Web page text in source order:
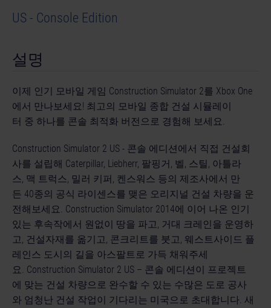
US - Console Edition
설명
이제 인기 모바일 게임 Construction Simulator 2를 Xbox One
에서 만나보세요! 최고의 모바일 종합 건설 시뮬레이
터 중 하나를 콘솔 최적화 버전으로 경험해 보세요.
Construction Simulator 2 US - 콘솔 에디션에서 직접 건설회
사를 설립해 Caterpillar, Liebherr, 팔핑거, 벨, 스틸, 아틀라
스, 맥 트럭스, 밀러 키퍼, 켄스워스 등의 제조사에서 만
든 40종의 공식 라이센스를 맺은 오리지널 건설 차량을 운
전해보세요. Construction Simulator 2014에 이어 나온 인기
있는 후속작에서 원없이 땅을 파고, 거대 크레인을 운영하
고, 건설자재를 옮기고, 콘크리트를 붓고, 웨스트사이드 플
레인스 도시의 길을 아스팔트로 가득 채워주세
요. Construction Simulator 2 US – 콘솔 에디션이 프로젝트
에 맞는 건설 차량으로 완수할 수 있는 수많은 도로 공사
와 엄청난 건설 작업이 기다리는 미국으로 초대합니다. 새